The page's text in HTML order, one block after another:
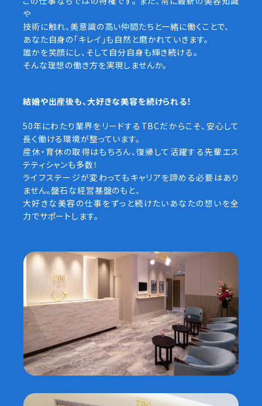
や
技術に触れ、美意識の高い仲間たちと一緒に働くことで、
あなた自身の「キレイ」も自然と磨かれていきます。
誰かを笑顔にし、そして自分自身も輝き続ける。
そんな理想の働き方を実現しませんか。
結婚や出産後も、大好きな美容を続けられる！
50年にわたり業界をリードするTBCだからこそ、安心して
長く働ける環境が整っています。
産休・育休の取得はもちろん、復帰して活躍する先輩エス
テティシャンも多数！
ライフステージが変わってもキャリアを諦める必要はあり
ません。盤石な経営基盤のもと、
大好きな美容の仕事をずっと続けたいあなたの想いを全
力でサポートします。